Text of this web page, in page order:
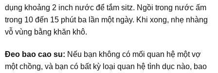
dụng khoảng 2 inch nước để tắm sitz. Ngồi trong nước ấm
trong 10 đến 15 phút ba lần một ngày. Khi xong, nhẹ nhàng
vỗ vùng bằng khăn khô.
Đeo bao cao su: Nếu bạn không có mối quan hệ một vợ
một chồng, và bạn có bất kỳ loại quan hệ tình dục nào, bao